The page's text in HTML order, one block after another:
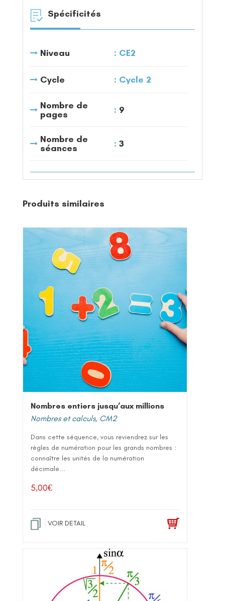
Spécificités
Niveau CE2
Cycle Cycle 2
Nombre de
pages
9
Nombre de
séances
3
Produits similaires
Nombres entiers jusqu’aux millions
Nombres et calculs, CM2
Dans cette séquence, vous reviendrez sur les
règles de numération pour les grands nombres :
connaître les unités de la numération
décimale...
5,00€
VOIR DETAIL